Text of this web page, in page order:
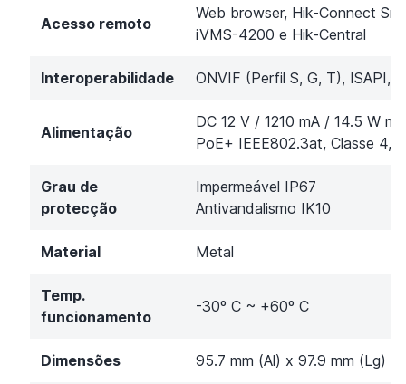
Acesso remoto
Web browser, Hik-Connect
iVMS-4200 e Hik-Central
Interoperabilidade ONVIF (Perfil S, G, T), ISAPI,
Alimentação
DC 12 V / 1210 mA / 14.5 W
PoE+ IEEE802.3at, Classe 4,
Grau de
protecção
Impermeável IP67
Antivandalismo IK10
Material Metal
Temp.
funcionamento
-30º C ~ +60º C
Dimensões 95.7 mm (Al) x 97.9 mm (Lg) x